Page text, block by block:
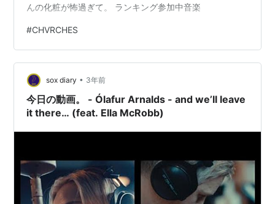
んの化粧が怖過ぎて。 ランキング参加中音楽
#CHVRCHES
sox diary • 3年前
今日の動画。 - Ólafur Arnalds - and we’ll leave
it there… (feat. Ella McRobb)